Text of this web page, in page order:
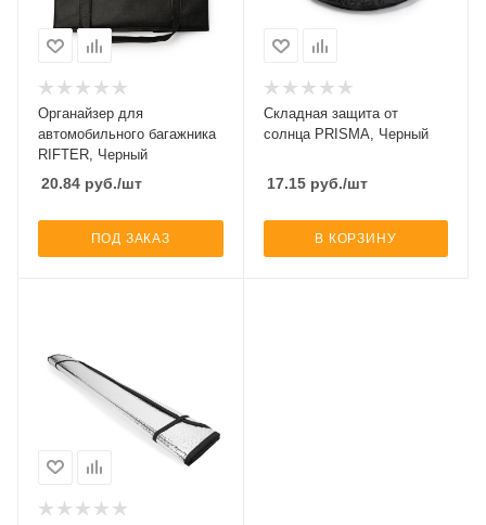
Органайзер для
автомобильного багажника
RIFTER, Черный
20.84 руб./шт
ПОД ЗАКАЗ
Складная защита от
солнца PRISMA, Черный
17.15руб./шт
В КОРЗИНУ